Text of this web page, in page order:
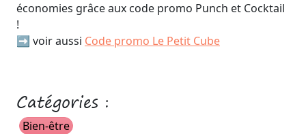
économies grâce aux code promo Punch et Cocktail
!
➡️ voir aussi Code promo Le Petit Cube
Catégories :
Bien-être